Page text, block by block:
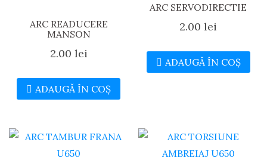
ARC READUCERE
MANSON
2.00 lei
ADAUGĂ ÎN COȘ
ARC SERVODIRECTIE
2.00lei
ADAUGĂ ÎN COȘ